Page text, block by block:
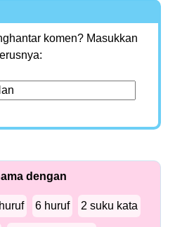
komen? Masukkan
dengan
6 huruf 2 suku kata